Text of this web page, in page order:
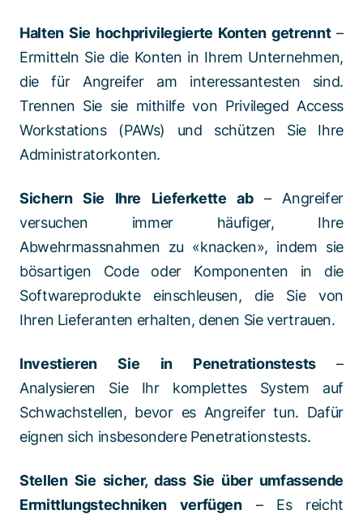
Halten Sie hochprivilegierte Konten getrennt–
Ermitteln Sie die Konten in Ihrem Unternehmen,
die für Angreifer am interessantesten sind.
Trennen Sie sie mithilfe von Privileged Access
Workstations (PAWs) und schützen Sie Ihre
Administratorkonten.
Sichern Sie Ihre Lieferkette ab– Angreifer
versuchen immer häufiger, Ihre
Abwehrmassnahmen zu «knacken», indem sie
bösartigen Code oder Komponenten in die
Softwareprodukte einschleusen, die Sie von
Ihren Lieferanten erhalten, denen Sie vertrauen.
Investieren Sie in Penetrationstests–
Analysieren Sie Ihr komplettes System auf
Schwachstellen, bevor es Angreifer tun. Dafür
eignen sich insbesondere Penetrationstests.
Stellen Sie sicher, dass Sie über umfassende
Ermittlungstechniken verfügen– Es reicht